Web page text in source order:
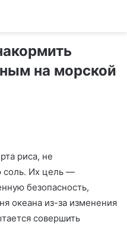
на морской
риса, не
соль. Их цель —
безопасность,
океана из-за изменения
совершить